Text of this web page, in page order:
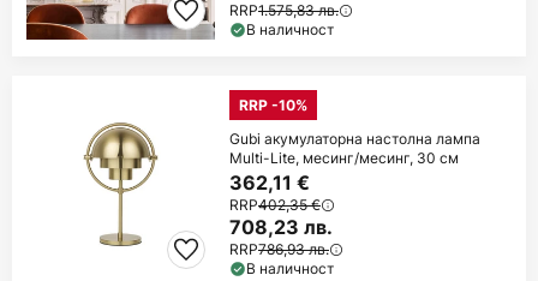
RRP1.575,83 лв.
В наличност
RRP -10%
Gubi акумулаторна настолна лампа
Multi-Lite, месинг/месинг, 30 см
362,11 €
RRP402,35 €
708,23 лв.
RRP786,93 лв.
В наличност